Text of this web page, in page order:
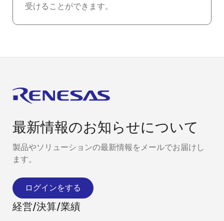
受けることができます。
最新情報のお知らせについて
製品やソリューションの最新情報をメールでお届けし
ます。
ログインをする
経営/決算/業績